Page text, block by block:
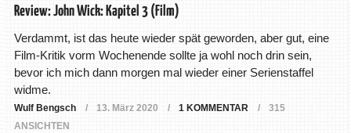
Review: John Wick: Kapitel 3 (Film)
Verdammt, ist das heute wieder spät geworden, aber gut, eine
Film-Kritik vorm Wochenende sollte ja wohl noch drin sein,
bevor ich mich dann morgen mal wieder einer Serienstaffel
widme.
Wulf Bengsch 13. März 2020 1 KOMMENTAR
315
ANSICHTEN